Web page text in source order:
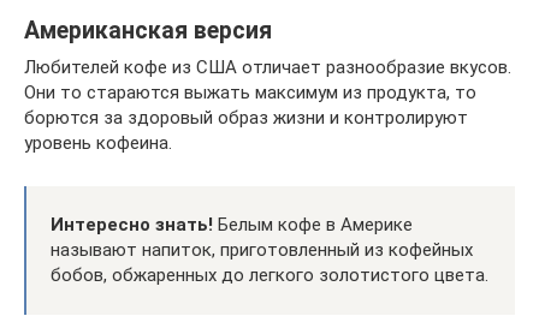
Американская версия
Любителей кофе из США отличает разнообразие вкусов.
Они то стараются выжать максимум из продукта, то
борются за здоровый образ жизни и контролируют
уровень кофеина.
Интересно знать! Белым кофе в Америке
называют напиток, приготовленный из кофейных
бобов, обжаренных до легкого золотистого цвета.